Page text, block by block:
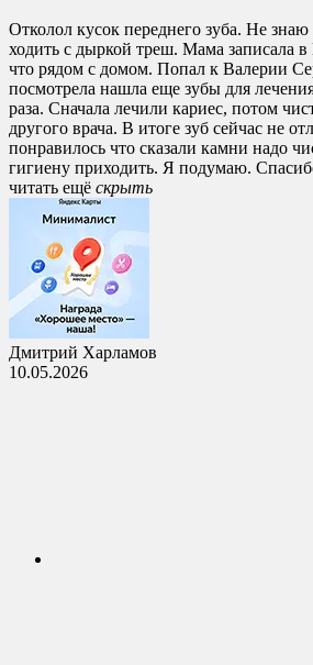
Отколол кусок переднего зуба. Не
ходить с дыркой треш. Мама записала
что рядом с домом. Попал к Валерии
посмотрела нашла еще зубы для
раза. Сначала лечили кариес, потом
другого врача. В итоге зуб сейчас не
понравилось что сказали камни надо
гигиену приходить. Я подумаю.
читать ещё cкрыть
Дмитрий Харламов
10.05.2026